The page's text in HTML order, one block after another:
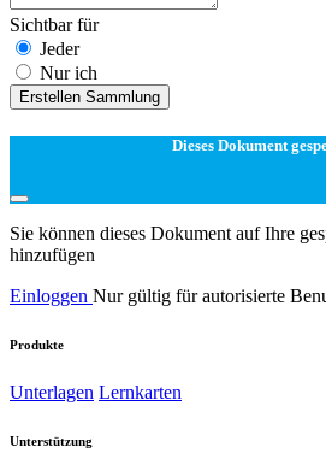
Sichtbar für
Jeder
Nur ich
Erstellen Sammlung
Dieses Dokument
Sie können dieses Dokument auf Ihre
hinzufügen
Einloggen Nur gültig für autorisierte
Produkte
Unterlagen Lernkarten
Unterstützung